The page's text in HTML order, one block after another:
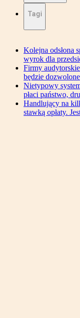
Tagi
Kolejna odsłona
wyrok dla
Firmy
będzie dozwolone
Nietypowy
płaci państwo,
Handlujący na
stawką opłaty.